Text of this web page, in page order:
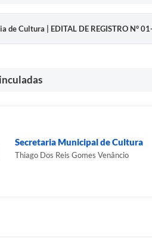
de Cultura | EDITAL DE REGISTRO N°
Secretaria Municipal de Cultura
Thiago Dos Reis Gomes Venâncio